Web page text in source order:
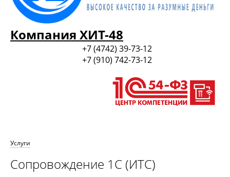
Компания ХИТ-48
+7 (4742) 39-73-12
+7 (910) 742-73-12
Услуги
Сопровождение 1С (ИТС)